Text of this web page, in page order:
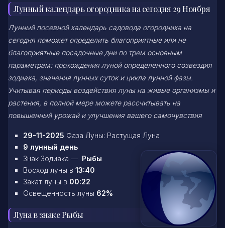
Лунный календарь огородника на сегодня 29 Ноября
Лунный посевной календарь садовода огородника на
сегодня поможет определить благоприятные или не
благоприятные посадочные дни по трем основным
параметрам: прохождения луной определенного созвездия
зодиака, значения лунных суток и цикла лунной фазы.
Учитывая периоды воздействия луны на живые организмы и
растения, в полной мере можете рассчитывать на
повышенный урожай и улучшения вашего самочувствия
29-11-2025 Фаза Луны: Растущая Луна
9 лунный день
Знак Зодиака — Рыбы
Восход луны в 13:40
Закат луны в 00:22
Освещенность луны 62%
Луна в знаке Рыбы